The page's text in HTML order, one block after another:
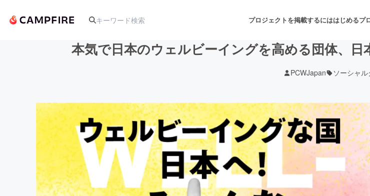
プロジェクトを掲載するにははじめるプ
アート・写真 音楽
テクノロジー・ガジェット ゲーム・サービス開発
映像・映画 書籍・雑誌出版
本気で日本のウェルビーイングを高める団体、日
PCWJapan ソーシャル